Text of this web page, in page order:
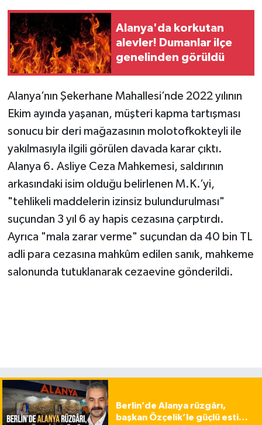
Alanya'da korkutan
alevler! Dumanlar ilçe
genelinden görüldü
Alanya’nın Şekerhane Mahallesi’nde 2022 yılının
Ekim ayında yaşanan, müşteri kapma tartışması
sonucu bir deri mağazasının molotofkokteyli ile
yakılmasıyla ilgili görülen davada karar çıktı.
Alanya 6. Asliye Ceza Mahkemesi, saldırının
arkasındaki isim olduğu belirlenen M.K.’yi,
"tehlikeli maddelerin izinsiz bulundurulması"
suçundan 3 yıl 6 ay hapis cezasına çarptırdı.
Ayrıca "mala zarar verme" suçundan da 40 bin TL
adli para cezasına mahkûm edilen sanık, mahkeme
salonunda tutuklanarak cezaevine gönderildi.
Berlin’de Alanya rüzgârı,
başkan Özçelik’le güçlü esti…